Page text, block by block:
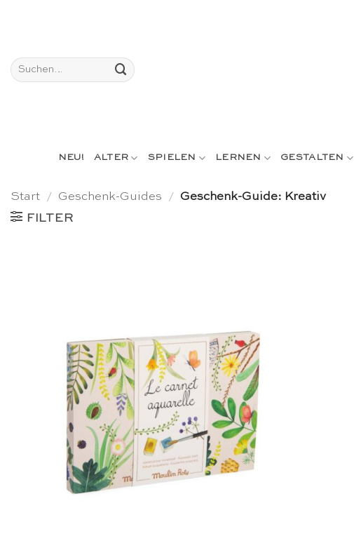
Suchen
nach:
NEU! ALTER SPIELEN LERNEN GESTALTEN
Start / Geschenk-Guides / Geschenk-Guide: Kreativ
FILTER